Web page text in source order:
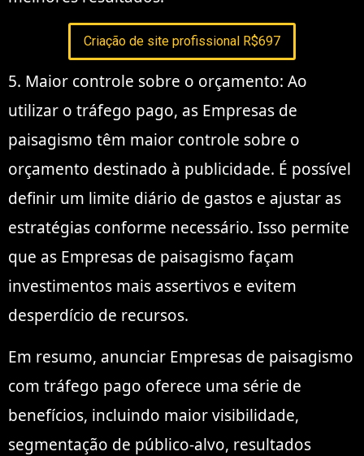
Criação de site profissional R$697
5. Maior controle sobre o orçamento: Ao
utilizar o tráfego pago, as Empresas de
paisagismo têm maior controle sobre o
orçamento destinado à publicidade. É possível
definir um limite diário de gastos e ajustar as
estratégias conforme necessário. Isso permite
que as Empresas de paisagismo façam
investimentos mais assertivos e evitem
desperdício de recursos.
Em resumo, anunciar Empresas de paisagismo
com tráfego pago oferece uma série de
benefícios, incluindo maior visibilidade,
segmentação de público-alvo, resultados